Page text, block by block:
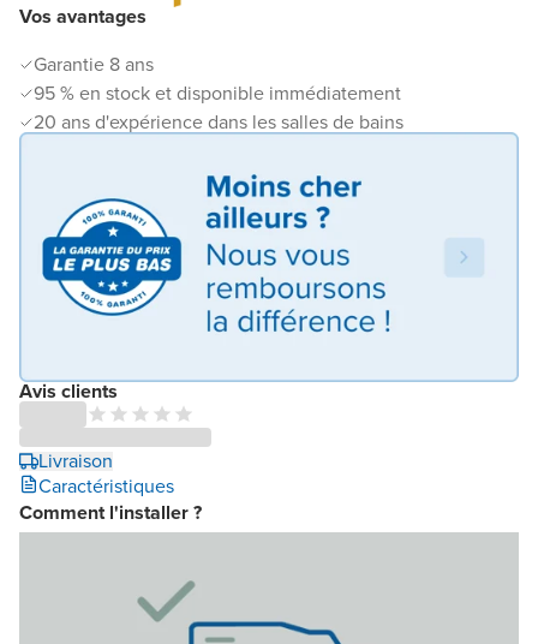
Vos avantages
Garantie 8 ans
95 % en stock et disponible immédiatement
20 ans d'expérience dans les salles de bains
Avis clients
Livraison
Caractéristiques
Comment l'installer ?